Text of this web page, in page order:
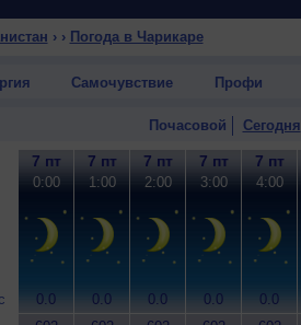
› › Погода в Чарикаре
Самочувствие Профи
Почасовой Сегодня
7 пт
0:00
0.0
7 пт
1:00
0.0
7 пт
2:00
0.0
7 пт
3:00
0.0
7 пт
4:00
0.0